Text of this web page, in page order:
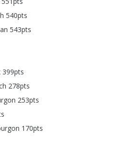
540pts
543pts
399pts
278pts
253pts
170pts